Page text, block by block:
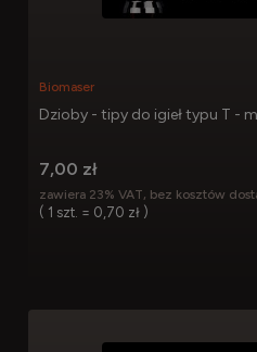
Dzioby - tipy do igieł typu T -
Biomaser
7,00 zł
zawiera 23% VAT, bez kosztów
( 1 szt. = 0,70 zł )